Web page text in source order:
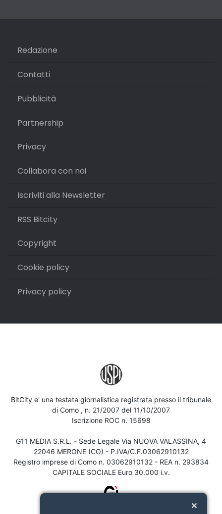
Redazione
Contatti
Pubblicità
Partnership
Privacy
Collabora con noi
Iscriviti alla Newsletter
RSS Bitcity
Copyright
Cookie policy
Privacy policy
BitCity e' una testata giornalistica registrata presso il tribunale
di Como , n. 21/2007 del 11/10/2007
Iscrizione ROC n. 15698
G11 MEDIA S.R.L. - Sede Legale Via NUOVA VALASSINA, 4
22046 MERONE (CO) - P.IVA/C.F.03062910132
Registro imprese di Como n. 03062910132 - REA n. 293834
CAPITALE SOCIALE Euro 30.000 i.v.